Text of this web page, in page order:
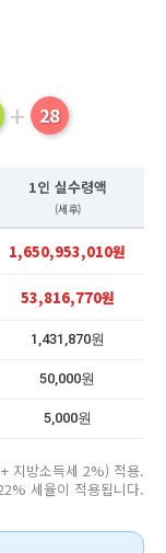
+ 28
1인 실수령액
(세후)
1,650,953,010원
53,816,770원
1,431,870원
50,000원
5,000원
지방소득세 2%) 적용.
세율이 적용됩니다.